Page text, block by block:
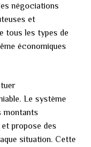
négociations
et
tous les types de
économiques
Le système
montants
et propose des
situation. Cette